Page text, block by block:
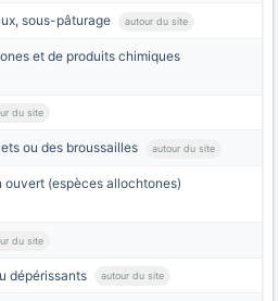
sous-pâturage autour du site
et de produits chimiques
du site
ou des broussailles autour du site
(espèces allochtones)
du site
dépérissants autour du site